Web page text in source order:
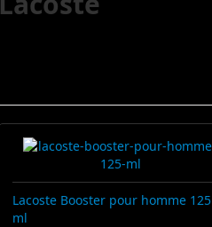
Lacoste Booster pour homme 125
ml